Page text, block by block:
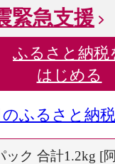
緊急支援
ふるさと納税
はじめる
のふるさと納
ク 合計1.2kg [